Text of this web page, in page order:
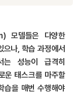
모델들은 다양한
나, 학습 과정에서
는 성능이 급격히
운 태스크를 마주할
습을 매번 수행해야